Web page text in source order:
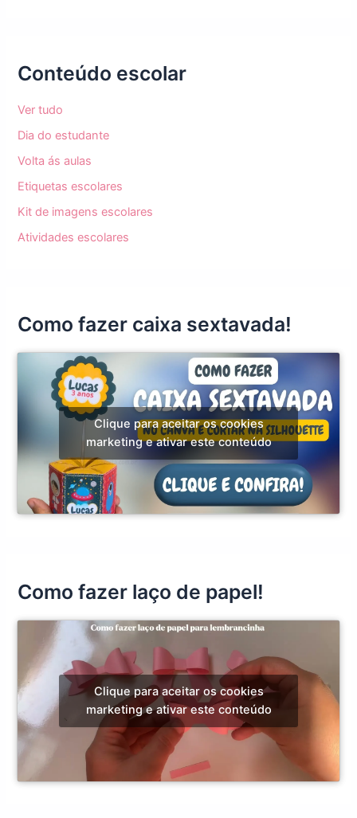
Conteúdo escolar
Ver tudo
Dia do estudante
Volta ás aulas
Etiquetas escolares
Kit de imagens escolares
Atividades escolares
Como fazer caixa sextavada!
Clique para aceitar os cookies
marketing e ativar este conteúdo
Como fazer laço de papel!
Clique para aceitar os cookies
marketing e ativar este conteúdo